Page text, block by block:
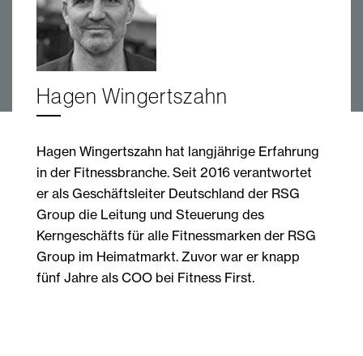
Hagen Wingertszahn
Hagen Wingertszahn hat langjährige Erfahrung
in der Fitnessbranche. Seit 2016 verantwortet
er als Geschäftsleiter Deutschland der RSG
Group die Leitung und Steuerung des
Kerngeschäfts für alle Fitnessmarken der RSG
Group im Heimatmarkt. Zuvor war er knapp
fünf Jahre als COO bei Fitness First.